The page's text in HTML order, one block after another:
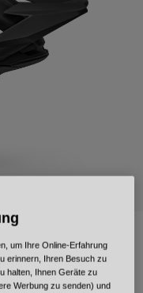
um Ihre Online-Erfahrung
erinnern, Ihren Besuch zu
halten, Ihnen Geräte zu
Werbung zu senden) und